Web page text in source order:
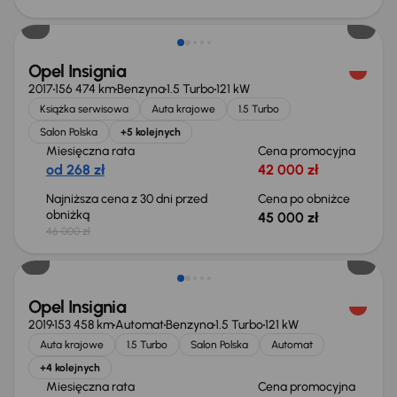
Taniej o 1 000 zł
Opel Insignia
2017156 474 kmBenzyna1.5 Turbo121 kW
Książka serwisowa Auta krajowe
1.5 Turbo
Salon Polska
+5 kolejnych
Miesięczna rata
od 268 zł
Cena promocyjna
42 000 zł
Najniższa cena z 30 dni przed
obniżką
46 000 zł
Cena po obniżce
45 000 zł
Taniej o 1 000 zł
Opel Insignia
2019153 458 kmAutomatBenzyna1.5 Turbo121 kW
Auta krajowe 1.5 Turbo Salon Polska
Automat
+4 kolejnych
Miesięczna rata Cena promocyjna